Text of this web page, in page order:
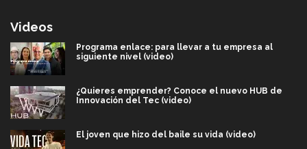
Videos
Programa enlace: para llevar a tu empresa al
siguiente nivel (video)
¿Quieres emprender? Conoce el nuevo HUB de
Innovación del Tec (video)
El joven que hizo del baile su vida (video)